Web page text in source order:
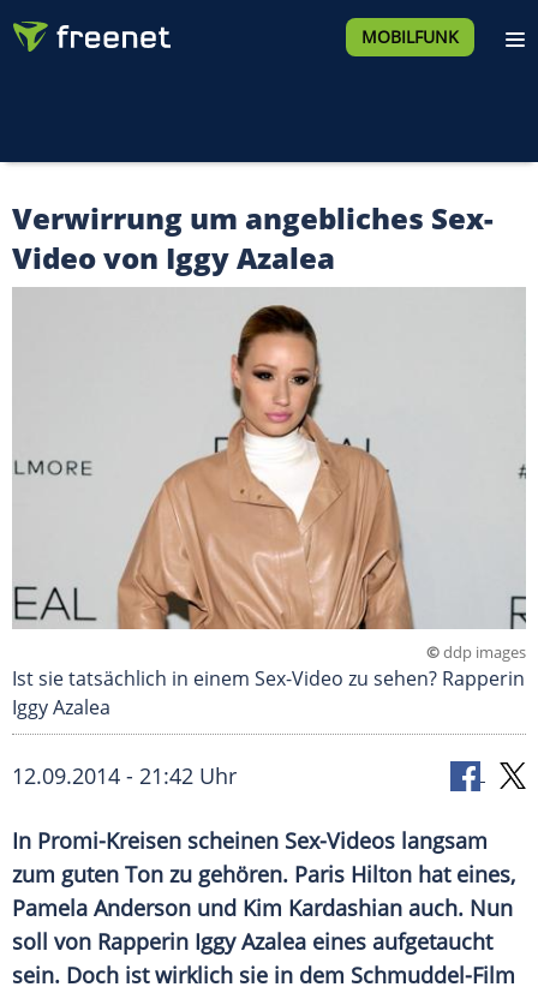
MOBILFUNK
Verwirrung um angebliches Sex-
Video von Iggy Azalea
©ddp images
Ist sie tatsächlich in einem Sex-Video zu sehen? Rapperin
Iggy Azalea
12.09.2014 - 21:42 Uhr
In Promi-Kreisen scheinen Sex-Videos langsam
zum guten Ton zu gehören. Paris Hilton hat eines,
Pamela Anderson und Kim Kardashian auch. Nun
soll von Rapperin Iggy Azalea eines aufgetaucht
sein. Doch ist wirklich sie in dem Schmuddel-Film